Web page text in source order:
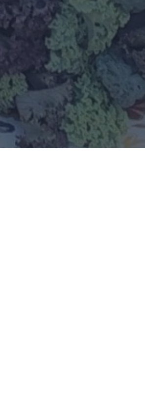
améliorer l'expérience utilisateur. En
utilisant notre site Web, vous acceptez tous
les cookies conformément à notre Politique
relative aux cookies.En savoir plus
PERFORMANCE
CIBLAGE
FONCTIONNALITÉ
ACCEPTER TOUT REFUSER TOUT
AFFICHER LES DÉTAILS